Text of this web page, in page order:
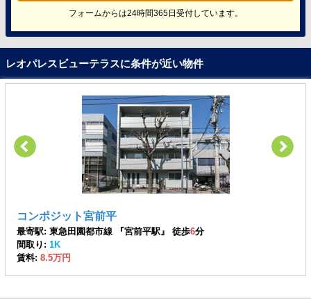
フォームからは24時間365日受付しています。
レオパレスビューテラスに条件が近い物件
コンポジット宮前平
最寄駅: 東急田園都市線 『宮前平駅』 徒歩6分
間取り: 1K
賃料: 8.5万円